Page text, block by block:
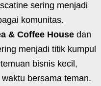
sering menjadi
komunitas.
& Coffee House dan
menjadi titik kumpul
bisnis kecil,
bersama teman.